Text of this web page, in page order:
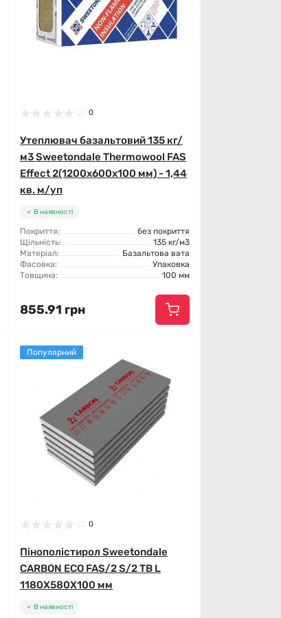
0
Утеплювач базальтовий 135 кг/
м3 Sweetondale Thermowool FAS
Effect 2(1200x600x100 мм) - 1,44
кв. м/уп
В наявності
Покриття:
без покриття
Щільність:
135 кг/м3
Матеріал:
Базальтова вата
Фасовка:
Упаковка
Товщина:
100 мм
855.91 грн
Популярний
0
Пінополістирол Sweetondale
CARBON ECO FAS/2 S/2 TB L
1180X580X100 мм
В наявності